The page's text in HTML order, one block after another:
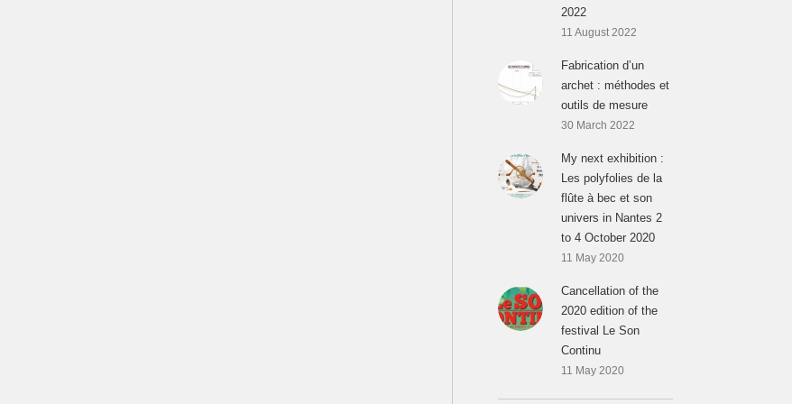
2022
11 August 2022
Fabrication d’un
archet : méthodes et
outils de mesure
30 March 2022
My next exhibition :
Les polyfolies de la
flûte à bec et son
univers in Nantes 2
to 4 October 2020
11 May 2020
Cancellation of the
2020 edition of the
festival Le Son
Continu
11 May 2020